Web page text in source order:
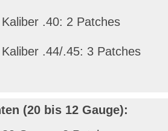
Kaliber .40: 2 Patches
Kaliber .44/.45: 3 Patches
(20 bis 12 Gauge):